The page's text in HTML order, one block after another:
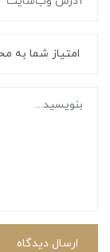
ارسال دیدگاه